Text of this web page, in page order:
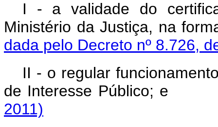
I - a validade do
Ministério da Justiça, na
dada pelo Decreto nº 8.726,
II - o regular
de Interesse Público;
2011)